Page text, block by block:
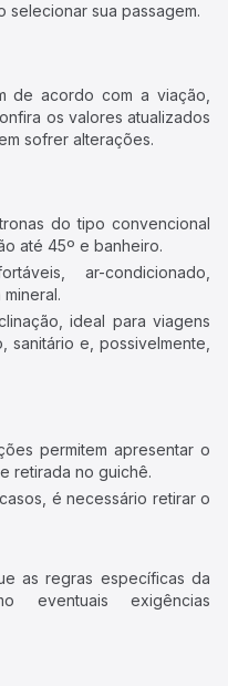
selecionar sua passagem.
de acordo com a viação,
os valores atualizados
sofrer alterações.
do tipo convencional
até 45º e banheiro.
ar-condicionado,
ideal para viagens
sanitário e, possivelmente,
permitem apresentar o
retirada no guichê.
é necessário retirar o
as regras específicas da
eventuais exigências